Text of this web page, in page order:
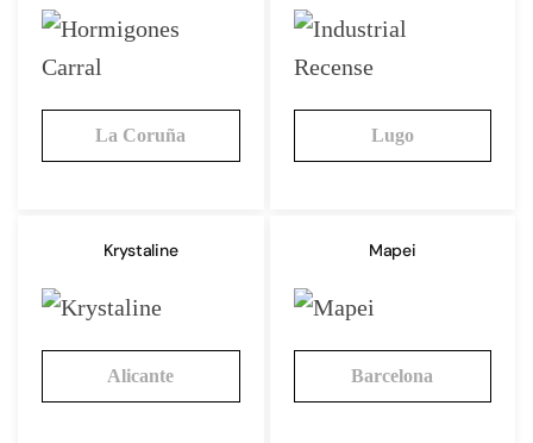
La Coruña Lugo
Krystaline
Alicante
Mapei
Barcelona